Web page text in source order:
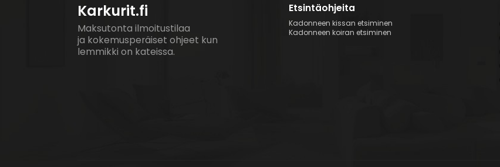
Karkurit.fi
Maksutonta ilmoitustilaa
ja kokemusperäiset ohjeet kun
lemmikki on kateissa.
Etsintäohjeita
Kadonneen kissan etsiminen
Kadonneen koiran etsiminen